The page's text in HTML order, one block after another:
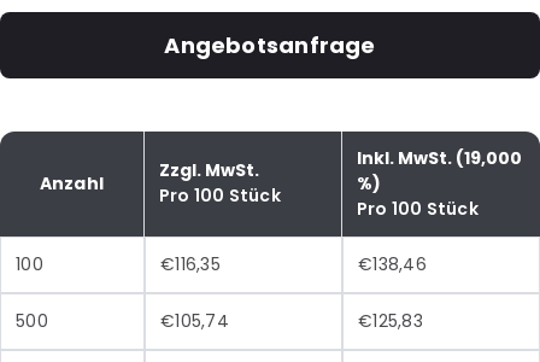
Angebotsanfrage
Anzahl
Zzgl. MwSt.
Pro 100 Stück
Inkl. MwSt. (19,000
%)
Pro 100 Stück
100 €116,35 €138,46
500 €105,74 €125,83